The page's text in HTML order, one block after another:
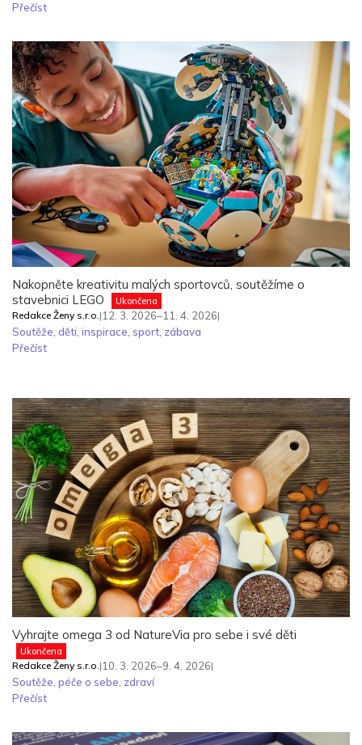
Přečíst
Nakopněte kreativitu malých sportovců, soutěžíme o
stavebnici LEGO
Ukončena
Redakce Ženy s.r.o. | 12. 3. 2026–11. 4. 2026|
Soutěže děti inspirace sport zábava
Přečíst
Vyhrajte omega 3 od NatureVia pro sebe i své děti
Ukončena
Redakce Ženy s.r.o. | 10. 3. 2026–9. 4. 2026|
Soutěže péče o sebe zdraví
Přečíst